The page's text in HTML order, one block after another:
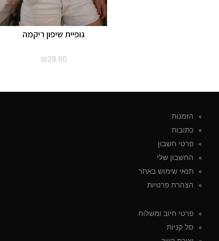
גופיית שיפון ריקמה
₪29.00
הזמנות
כתובות
פרטי חשבון
החשבון שלי
תנאי שימוש באתר
הצהרת פרטיות
פרטי חיוב ומשלוח
סל קניות